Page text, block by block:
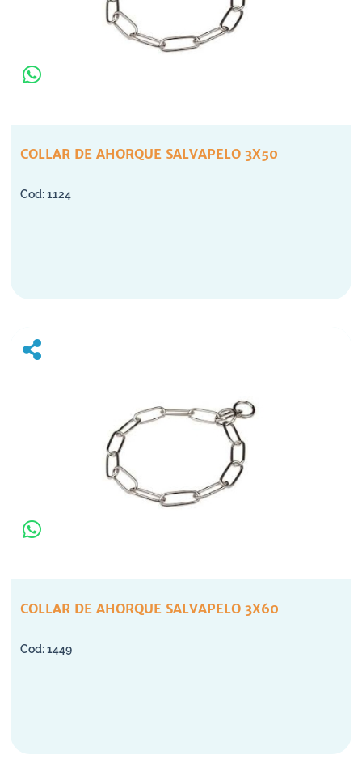
COLLAR DE AHORQUE SALVAPELO 3X50
1124
COLLAR DE AHORQUE SALVAPELO 3X60
1449